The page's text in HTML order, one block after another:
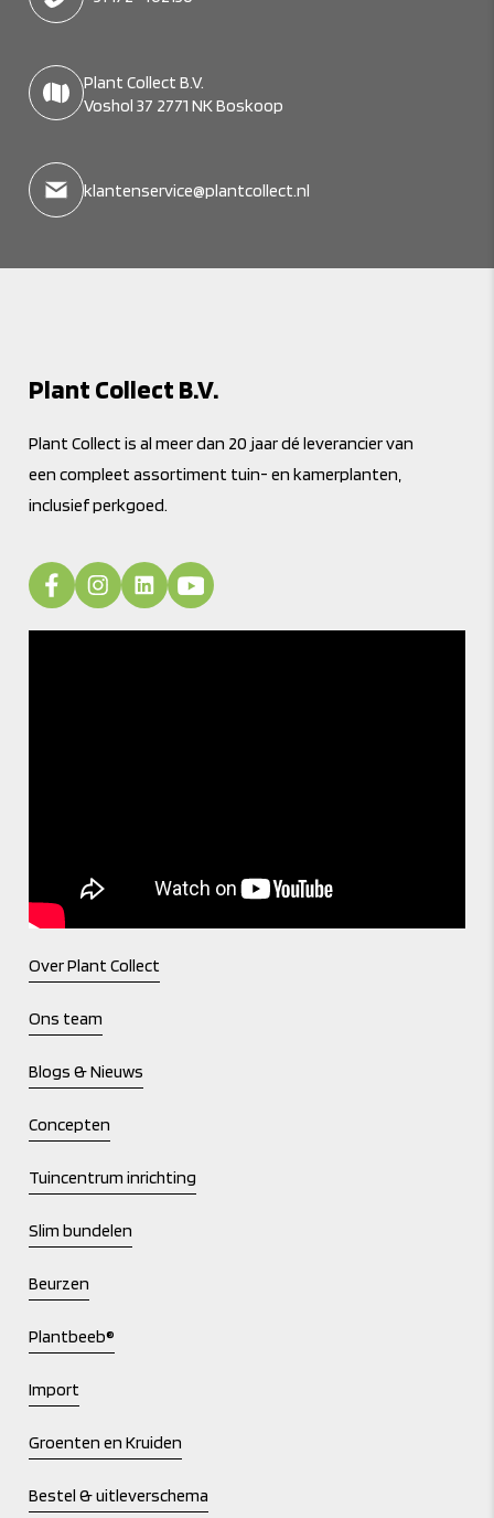
Plant Collect B.V.
Voshol 37 2771 NK Boskoop
klantenservice@plantcollect.nl
Plant Collect B.V.
Plant Collect is al meer dan 20 jaar dé leverancier van
een compleet assortiment tuin- en kamerplanten,
inclusief perkgoed.
Over Plant Collect
Ons team
Blogs & Nieuws
Concepten
Tuincentrum inrichting
Slim bundelen
Beurzen
Plantbeeb®
Import
Groenten en Kruiden
Bestel & uitleverschema